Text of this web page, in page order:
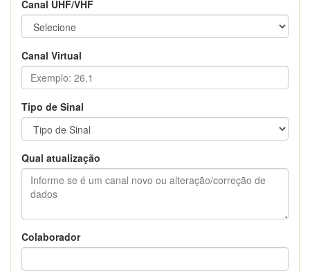
Canal UHF/VHF
Canal Virtual
Tipo de Sinal
Qual atualização
Colaborador